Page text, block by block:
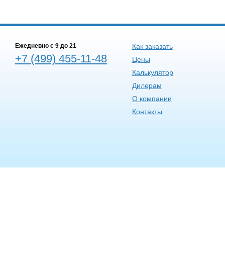
Ежедневно c 9 до 21
+7 (499) 455-11-48
Как заказать
Цены
Калькулятор
Дилерам
О компании
Контакты